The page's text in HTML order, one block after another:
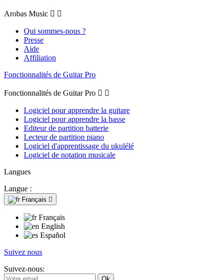
Arobas Music  
Qui sommes-nous ?
Presse
Aide
Affiliation
Fonctionnalités de Guitar Pro
Fonctionnalités de Guitar Pro  
Logiciel pour apprendre la guitare
Logiciel pour apprendre la basse
Editeur de partition batterie
Lecteur de partition piano
Logiciel d'apprentissage du ukulélé
Logiciel de notation musicale
Langues
Langue :
Français 
Français
English
Español
Suivez nous
Suivez-nous: